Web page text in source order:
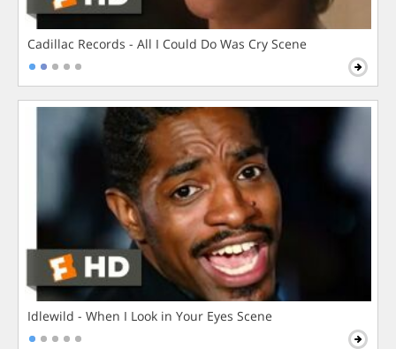
Cadillac Records - All I Could Do Was Cry Scene
Idlewild - When I Look in Your Eyes Scene